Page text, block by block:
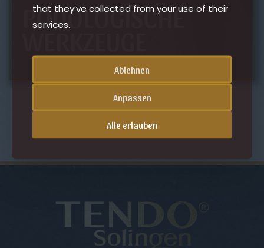
PODOLOGISCHE
that they’ve collected from your use of their
services.
Ablehnen
Anpassen
Alle erlauben